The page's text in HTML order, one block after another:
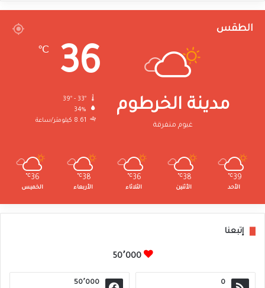
الطقس
مدينة الخرطوم
غيوم متفرقة
36
℃
34%
8.61 كيلومتر/ساعة
39
℃
الأحد
38
℃
الأثنين
36
℃
الثلاثاء
38
℃
الأربعاء
36
℃
الخميس
إتبعنا
50٬000
0 50٬000